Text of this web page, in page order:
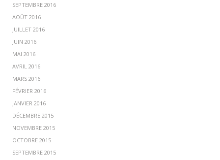
SEPTEMBRE 2016
AOÛT 2016
JUILLET 2016
JUIN 2016
MAI 2016
AVRIL 2016
MARS 2016
FÉVRIER 2016
JANVIER 2016
DÉCEMBRE 2015
NOVEMBRE 2015
OCTOBRE 2015
SEPTEMBRE 2015